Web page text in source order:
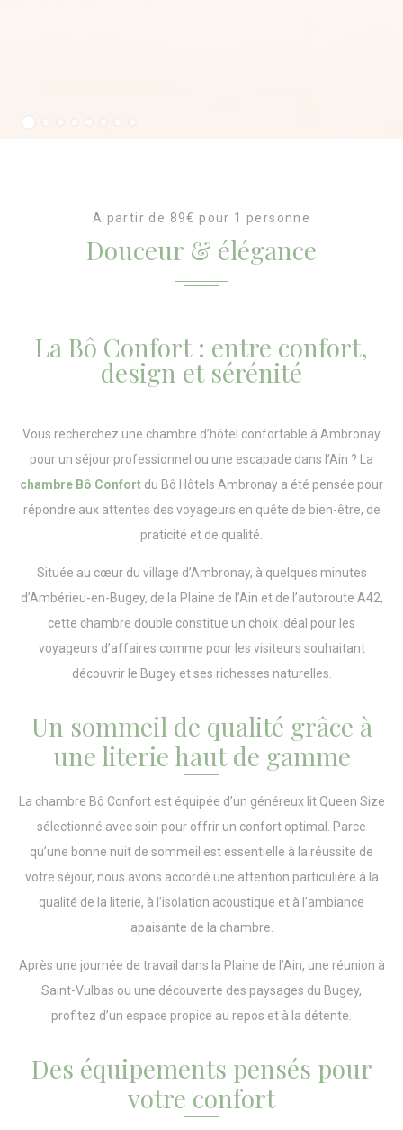
Douceur & élégance
A partir de 89€ pour 1 personne
La Bô Confort : entre confort,
design et sérénité
Vous recherchez une chambre d’hôtel confortable à Ambronay
pour un séjour professionnel ou une escapade dans l’Ain ? La
chambre Bô Confort du Bô Hôtels Ambronay a été pensée pour
répondre aux attentes des voyageurs en quête de bien-être, de
praticité et de qualité.
Située au cœur du village d’Ambronay, à quelques minutes
d’Ambérieu-en-Bugey, de la Plaine de l’Ain et de l’autoroute A42,
cette chambre double constitue un choix idéal pour les
voyageurs d’affaires comme pour les visiteurs souhaitant
découvrir le Bugey et ses richesses naturelles.
Un sommeil de qualité grâce à
une literie haut de gamme
La chambre Bô Confort est équipée d’un généreux lit Queen Size
sélectionné avec soin pour offrir un confort optimal. Parce
qu’une bonne nuit de sommeil est essentielle à la réussite de
votre séjour, nous avons accordé une attention particulière à la
qualité de la literie, à l’isolation acoustique et à l’ambiance
apaisante de la chambre.
Après une journée de travail dans la Plaine de l’Ain, une réunion à
Saint-Vulbas ou une découverte des paysages du Bugey,
profitez d’un espace propice au repos et à la détente.
Des équipements pensés pour
votre confort